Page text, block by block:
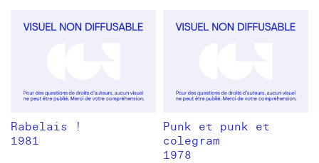
Rabelais !
1981
Punk et punk et
colegram
1978